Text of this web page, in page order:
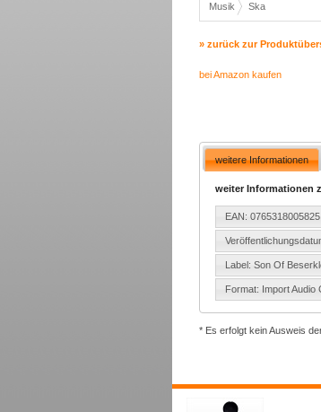
Musik Ska
» zurück zur
bei Amazon kaufen
weitere Informationen
weiter Informationen
EAN: 0765318005825
Label: Son Of
Format: Import Audio
* Es erfolgt kein Ausweis